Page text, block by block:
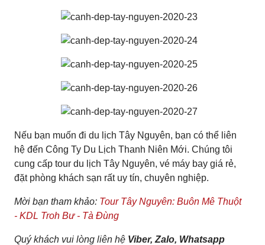
Nếu bạn muốn đi du lịch Tây Nguyên, bạn có thể liên
hệ đến Công Ty Du Lịch Thanh Niên Mới. Chúng tôi
cung cấp tour du lịch Tây Nguyên, vé máy bay giá rẻ,
đặt phòng khách sạn rất uy tín, chuyên nghiệp.
Mời bạn tham khảo: Tour Tây Nguyên: Buôn Mê Thuột
- KDL Troh Bư - Tà Đùng
Quý khách vui lòng liên hệ Viber, Zalo, Whatsapp